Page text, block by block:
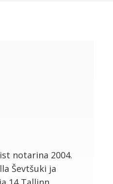
notarina 2004.
Ševtšuki ja